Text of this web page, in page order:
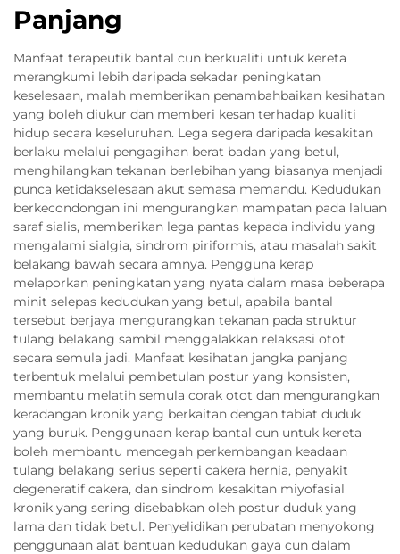
Panjang
Manfaat terapeutik bantal cun berkualiti untuk kereta
merangkumi lebih daripada sekadar peningkatan
keselesaan, malah memberikan penambahbaikan kesihatan
yang boleh diukur dan memberi kesan terhadap kualiti
hidup secara keseluruhan. Lega segera daripada kesakitan
berlaku melalui pengagihan berat badan yang betul,
menghilangkan tekanan berlebihan yang biasanya menjadi
punca ketidakselesaan akut semasa memandu. Kedudukan
berkecondongan ini mengurangkan mampatan pada laluan
saraf sialis, memberikan lega pantas kepada individu yang
mengalami sialgia, sindrom piriformis, atau masalah sakit
belakang bawah secara amnya. Pengguna kerap
melaporkan peningkatan yang nyata dalam masa beberapa
minit selepas kedudukan yang betul, apabila bantal
tersebut berjaya mengurangkan tekanan pada struktur
tulang belakang sambil menggalakkan relaksasi otot
secara semula jadi. Manfaat kesihatan jangka panjang
terbentuk melalui pembetulan postur yang konsisten,
membantu melatih semula corak otot dan mengurangkan
keradangan kronik yang berkaitan dengan tabiat duduk
yang buruk. Penggunaan kerap bantal cun untuk kereta
boleh membantu mencegah perkembangan keadaan
tulang belakang serius seperti cakera hernia, penyakit
degeneratif cakera, dan sindrom kesakitan miyofasial
kronik yang sering disebabkan oleh postur duduk yang
lama dan tidak betul. Penyelidikan perubatan menyokong
penggunaan alat bantuan kedudukan gaya cun dalam